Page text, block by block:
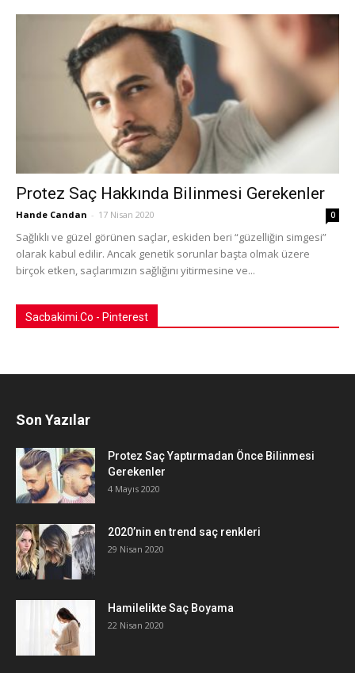
Protez Saç Hakkında Bilinmesi Gerekenler
Hande Candan - 17 Nisan 2020 0
Sağlıklı ve güzel görünen saçlar, eskiden beri “güzelliğin simgesi”
olarak kabul edilir. Ancak genetik sorunlar başta olmak üzere
birçok etken, saçlarımızın sağlığını yitirmesine ve...
Sacbakimi.Co - Pinterest
Son Yazılar
Protez Saç Yaptırmadan Önce Bilinmesi
Gerekenler
4 Mayıs 2020
2020’nin en trend saç renkleri
29 Nisan 2020
Hamilelikte Saç Boyama
22 Nisan 2020